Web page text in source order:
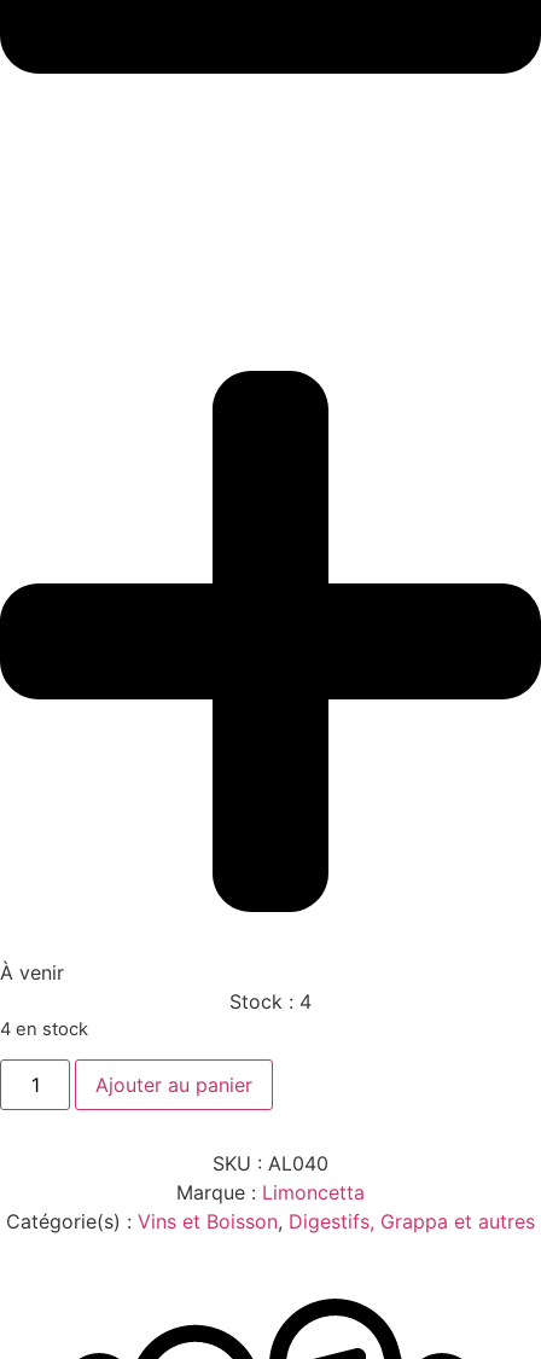
À venir
Stock : 4
4 en stock
quantité
LIMONCETTA
Ajouter au panier
SKU : AL040
Marque : Limoncetta
Catégorie(s) : Vins et Boisson, Digestifs, Grappa et autres